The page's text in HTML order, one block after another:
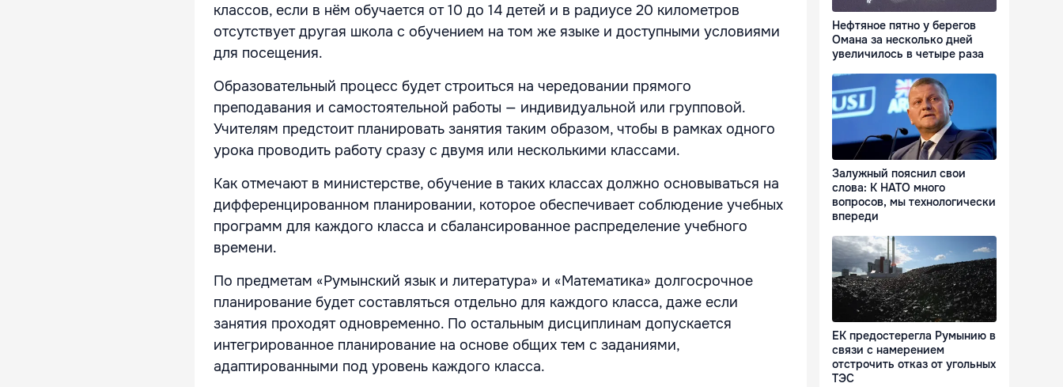
классов, если в нём обучается от 10 до 14 детей и в радиусе 20 километров
отсутствует другая школа с обучением на том же языке и доступными условиями
для посещения.
Образовательный процесс будет строиться на чередовании прямого
преподавания и самостоятельной работы — индивидуальной или групповой.
Учителям предстоит планировать занятия таким образом, чтобы в рамках одного
урока проводить работу сразу с двумя или несколькими классами.
Как отмечают в министерстве, обучение в таких классах должно основываться на
дифференцированном планировании, которое обеспечивает соблюдение учебных
программ для каждого класса и сбалансированное распределение учебного
времени.
По предметам «Румынский язык и литература» и «Математика» долгосрочное
планирование будет составляться отдельно для каждого класса, даже если
занятия проходят одновременно. По остальным дисциплинам допускается
интегрированное планирование на основе общих тем с заданиями,
адаптированными под уровень каждого класса.
Нефтяное пятно у берегов
Омана за несколько дней
увеличилось в четыре раза
Залужный пояснил свои
слова: К НАТО много
вопросов, мы технологически
впереди
ЕК предостерегла Румынию в
связи с намерением
отстрочить отказ от угольных
ТЭС